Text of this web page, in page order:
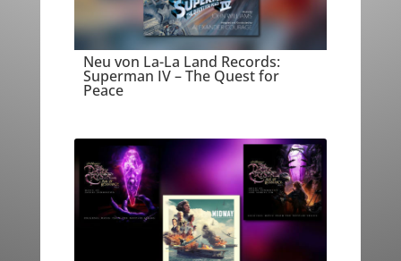
Neu von La-La Land Records:
Superman IV – The Quest for
Peace